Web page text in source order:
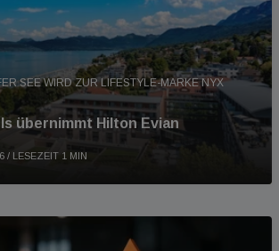
SEE WIRD ZUR LIFESTYLE-MARKE NYX
übernimmt Hilton Evian
/ LESEZEIT 1 MIN